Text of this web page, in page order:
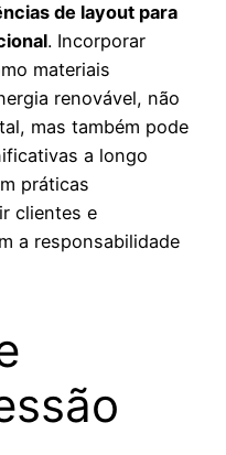
de layout para
. Incorporar
materiais
renovável, não
mas também pode
a longo
práticas
clientes e
a responsabilidade